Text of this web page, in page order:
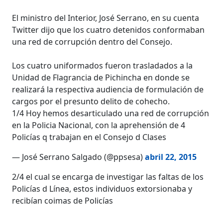
El ministro del Interior, José Serrano, en su cuenta
Twitter dijo que los cuatro detenidos conformaban
una red de corrupción dentro del Consejo.
Los cuatro uniformados fueron trasladados a la
Unidad de Flagrancia de Pichincha en donde se
realizará la respectiva audiencia de formulación de
cargos por el presunto delito de cohecho.
1/4 Hoy hemos desarticulado una red de corrupción
en la Policia Nacional, con la aprehensión de 4
Policías q trabajan en el Consejo d Clases
— José Serrano Salgado (@ppsesa)abril 22, 2015
2/4 el cual se encarga de investigar las faltas de los
Policías d Línea, estos individuos extorsionaba y
recibían coimas de Policías